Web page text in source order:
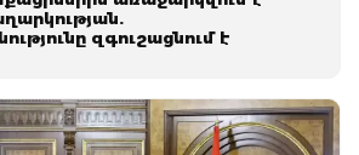
զգուշացնում է